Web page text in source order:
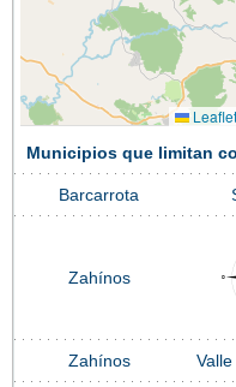
Leaflet
Municipios que limitan
Barcarrota
Zahínos
Zahínos